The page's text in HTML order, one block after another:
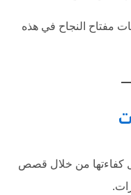
مفتاح النجاح في هذه
كفاءتها من خلال قصص